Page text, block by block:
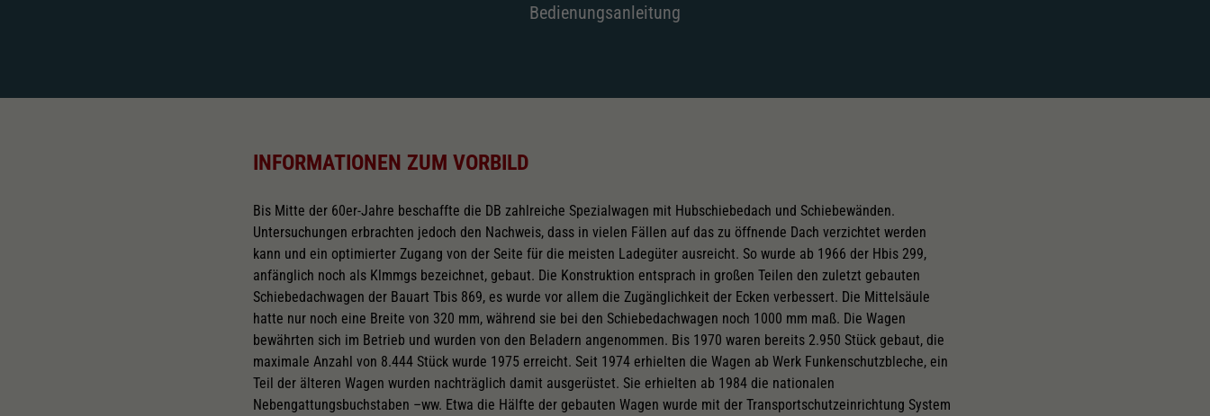
Bedienungsanleitung
INFORMATIONEN ZUM VORBILD
Bis Mitte der 60er-Jahre beschaffte die DB zahlreiche Spezialwagen mit Hubschiebedach und Schiebewänden.
Untersuchungen erbrachten jedoch den Nachweis, dass in vielen Fällen auf das zu öffnende Dach verzichtet werden
kann und ein optimierter Zugang von der Seite für die meisten Ladegüter ausreicht. So wurde ab 1966 der Hbis 299,
anfänglich noch als Klmmgs bezeichnet, gebaut. Die Konstruktion entsprach in großen Teilen den zuletzt gebauten
Schiebedachwagen der Bauart Tbis 869, es wurde vor allem die Zugänglichkeit der Ecken verbessert. Die Mittelsäule
hatte nur noch eine Breite von 320 mm, während sie bei den Schiebedachwagen noch 1000 mm maß. Die Wagen
bewährten sich im Betrieb und wurden von den Beladern angenommen. Bis 1970 waren bereits 2.950 Stück gebaut, die
maximale Anzahl von 8.444 Stück wurde 1975 erreicht. Seit 1974 erhielten die Wagen ab Werk Funkenschutzbleche, ein
Teil der älteren Wagen wurden nachträglich damit ausgerüstet. Sie erhielten ab 1984 die nationalen
Nebengattungsbuchstaben –ww. Etwa die Hälfte der gebauten Wagen wurde mit der Transportschutzeinrichtung System